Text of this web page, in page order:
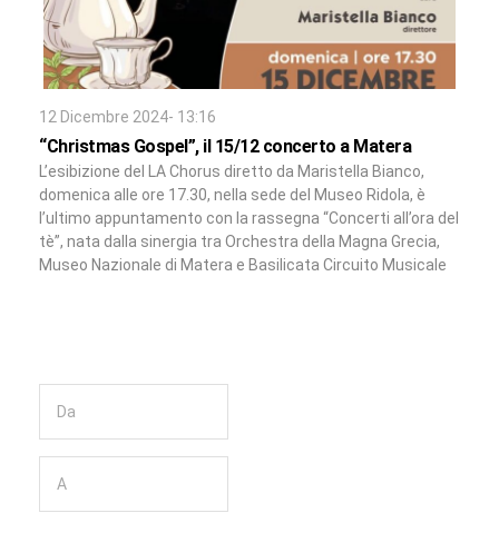
12 Dicembre 2024- 13:16
“Christmas Gospel”, il 15/12 concerto a Matera
L’esibizione del LA Chorus diretto da Maristella Bianco,
domenica alle ore 17.30, nella sede del Museo Ridola, è
l’ultimo appuntamento con la rassegna “Concerti all’ora del
tè”, nata dalla sinergia tra Orchestra della Magna Grecia,
Museo Nazionale di Matera e Basilicata Circuito Musicale